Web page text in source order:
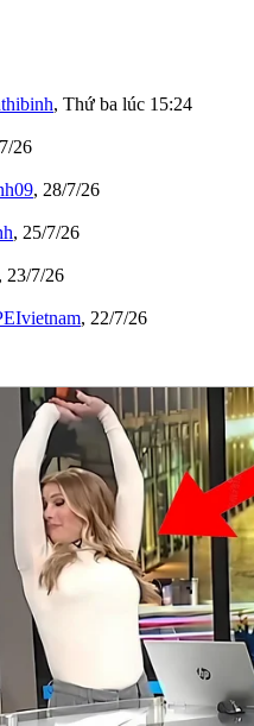
, Thứ ba lúc 15:24
26
, 28/7/26
, 25/7/26
, 23/7/26
, 22/7/26